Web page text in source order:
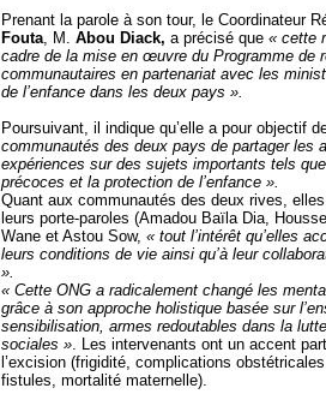
Prenant la parole à son tour, le Coordinateur
Fouta, M. Abou Diack, a précisé que « cette
cadre de la mise en œuvre du Programme de
communautaires en partenariat avec les
de l’enfance dans les deux pays ».
Poursuivant, il indique qu’elle a pour objectif
communautés des deux pays de partager les
expériences sur des sujets importants tels
précoces et la protection de l’enfance ».
Quant aux communautés des deux rives,
leurs porte-paroles (Amadou Baïla Dia,
Wane et Astou Sow, « tout l’intérêt qu’elles
leurs conditions de vie ainsi qu’à leur
».
« Cette ONG a radicalement changé les
grâce à son approche holistique basée sur
sensibilisation, armes redoutables dans la
sociales ». Les intervenants ont un accent
l’excision (frigidité, complications
fistules, mortalité maternelle).